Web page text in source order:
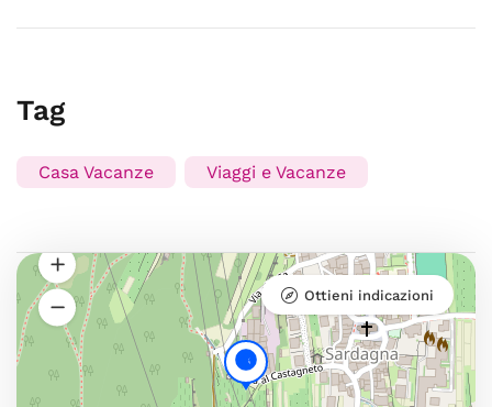
Tag
Casa Vacanze Viaggi e Vacanze
Ottieni indicazioni